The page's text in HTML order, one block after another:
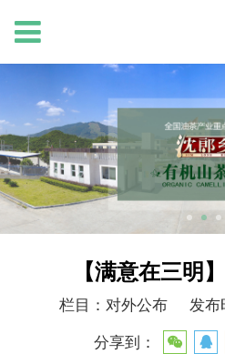
【满意在三明
栏目：对外公布
发
分享到：